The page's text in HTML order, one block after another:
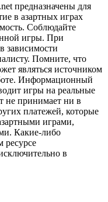
предназначены для
в азартных играх
Соблюдайте
игры. При
зависимости
Помните, что
являться источником
Информационный
игры на реальные
не принимает ни в
платежей, которые
играми,
Какие-либо
ресурсе
в